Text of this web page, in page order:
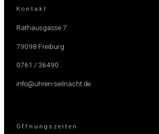
Kontakt
Rathausgasse 7
79098 Freiburg
0761 / 36490
info@uhren-seilnacht.de
Öffnungszeiten